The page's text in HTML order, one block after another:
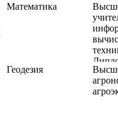
Математика
Геодезия